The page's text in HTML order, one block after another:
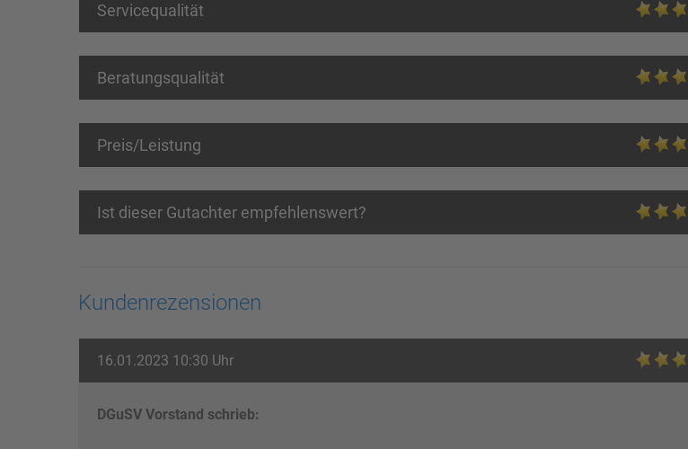
Servicequalität
Beratungsqualität
Preis/Leistung
Ist dieser Gutachter empfehlenswert?
Kundenrezensionen
16.01.2023 10:30 Uhr
DGuSV Vorstand schrieb: